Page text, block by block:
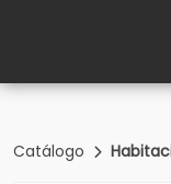
Catálogo